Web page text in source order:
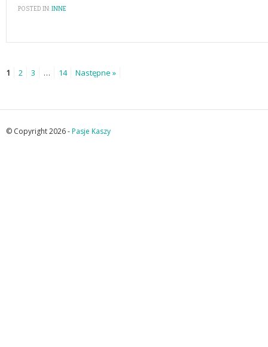
POSTED IN:INNE
1 2 3 … 14 Następne »
© Copyright 2026 -Pasje Kaszy